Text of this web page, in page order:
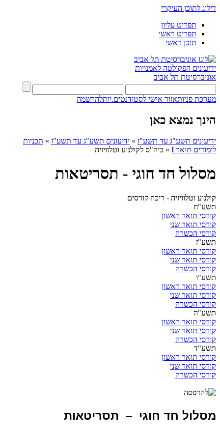
דילוג לתוכן העיקרי
תפריט עליון
תפריט ראשי
תוכן ראשי
ידיעונים הפקולטה לאמנויות
אוניברסיטת תל אביב
מערכת פניותאזור אישי לסטודנטים.יותלהרשמה
הינך נמצא כאן
ידיעונים תשע"ג עד תשע"ז » ידיעונים תשע"ג עד תשע"ז » תכניות
לימודים תואר I
» ביה"ס לקולנוע וטלוויזיה
מסלול חד חוגי - תסריטאות
קולנוע וטלוויזיה - ריכוז קורסים
תשע"ח
קורסי תואר ראשון
קורסי תואר שני
קורסי הכשרה
תשע"ז
קורסי תואר ראשון
קורסי תואר שני
קורסי הכשרה
תשע"ו
קורסי תואר ראשון
קורסי תואר שני
קורסי הכשרה
תשע"ה
קורסי תואר ראשון
קורסי תואר שני
קורסי הכשרה
תשע"ד
קורסי תואר ראשון
קורסי תואר שני
קורסי הכשרה
מסלול חד חוגי – תסריטאות